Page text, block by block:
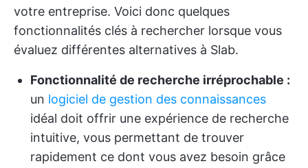
votre entreprise. Voici donc quelques
fonctionnalités clés à rechercher lorsque vous
évaluez différentes alternatives à Slab.
Fonctionnalité de recherche irréprochable :
un logiciel de gestion des connaissances
idéal doit offrir une expérience de recherche
intuitive, vous permettant de trouver
rapidement ce dont vous avez besoin grâce